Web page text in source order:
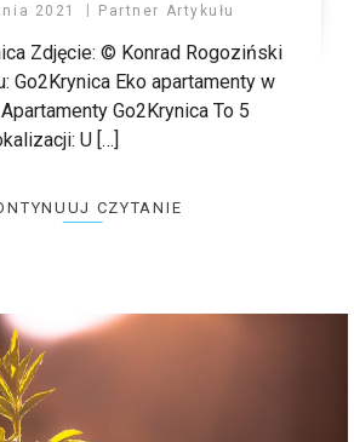
2021 Partner Artykułu
Zdjęcie: © Konrad Rogoziński
Go2Krynica Eko apartamenty w
Go2Krynica To 5
U […]
CZYTANIE